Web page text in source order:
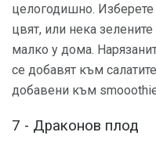
целогодишно.
цвят, или нека
малко у дома.
се добавят към
добавени към
7 - Драконов плод